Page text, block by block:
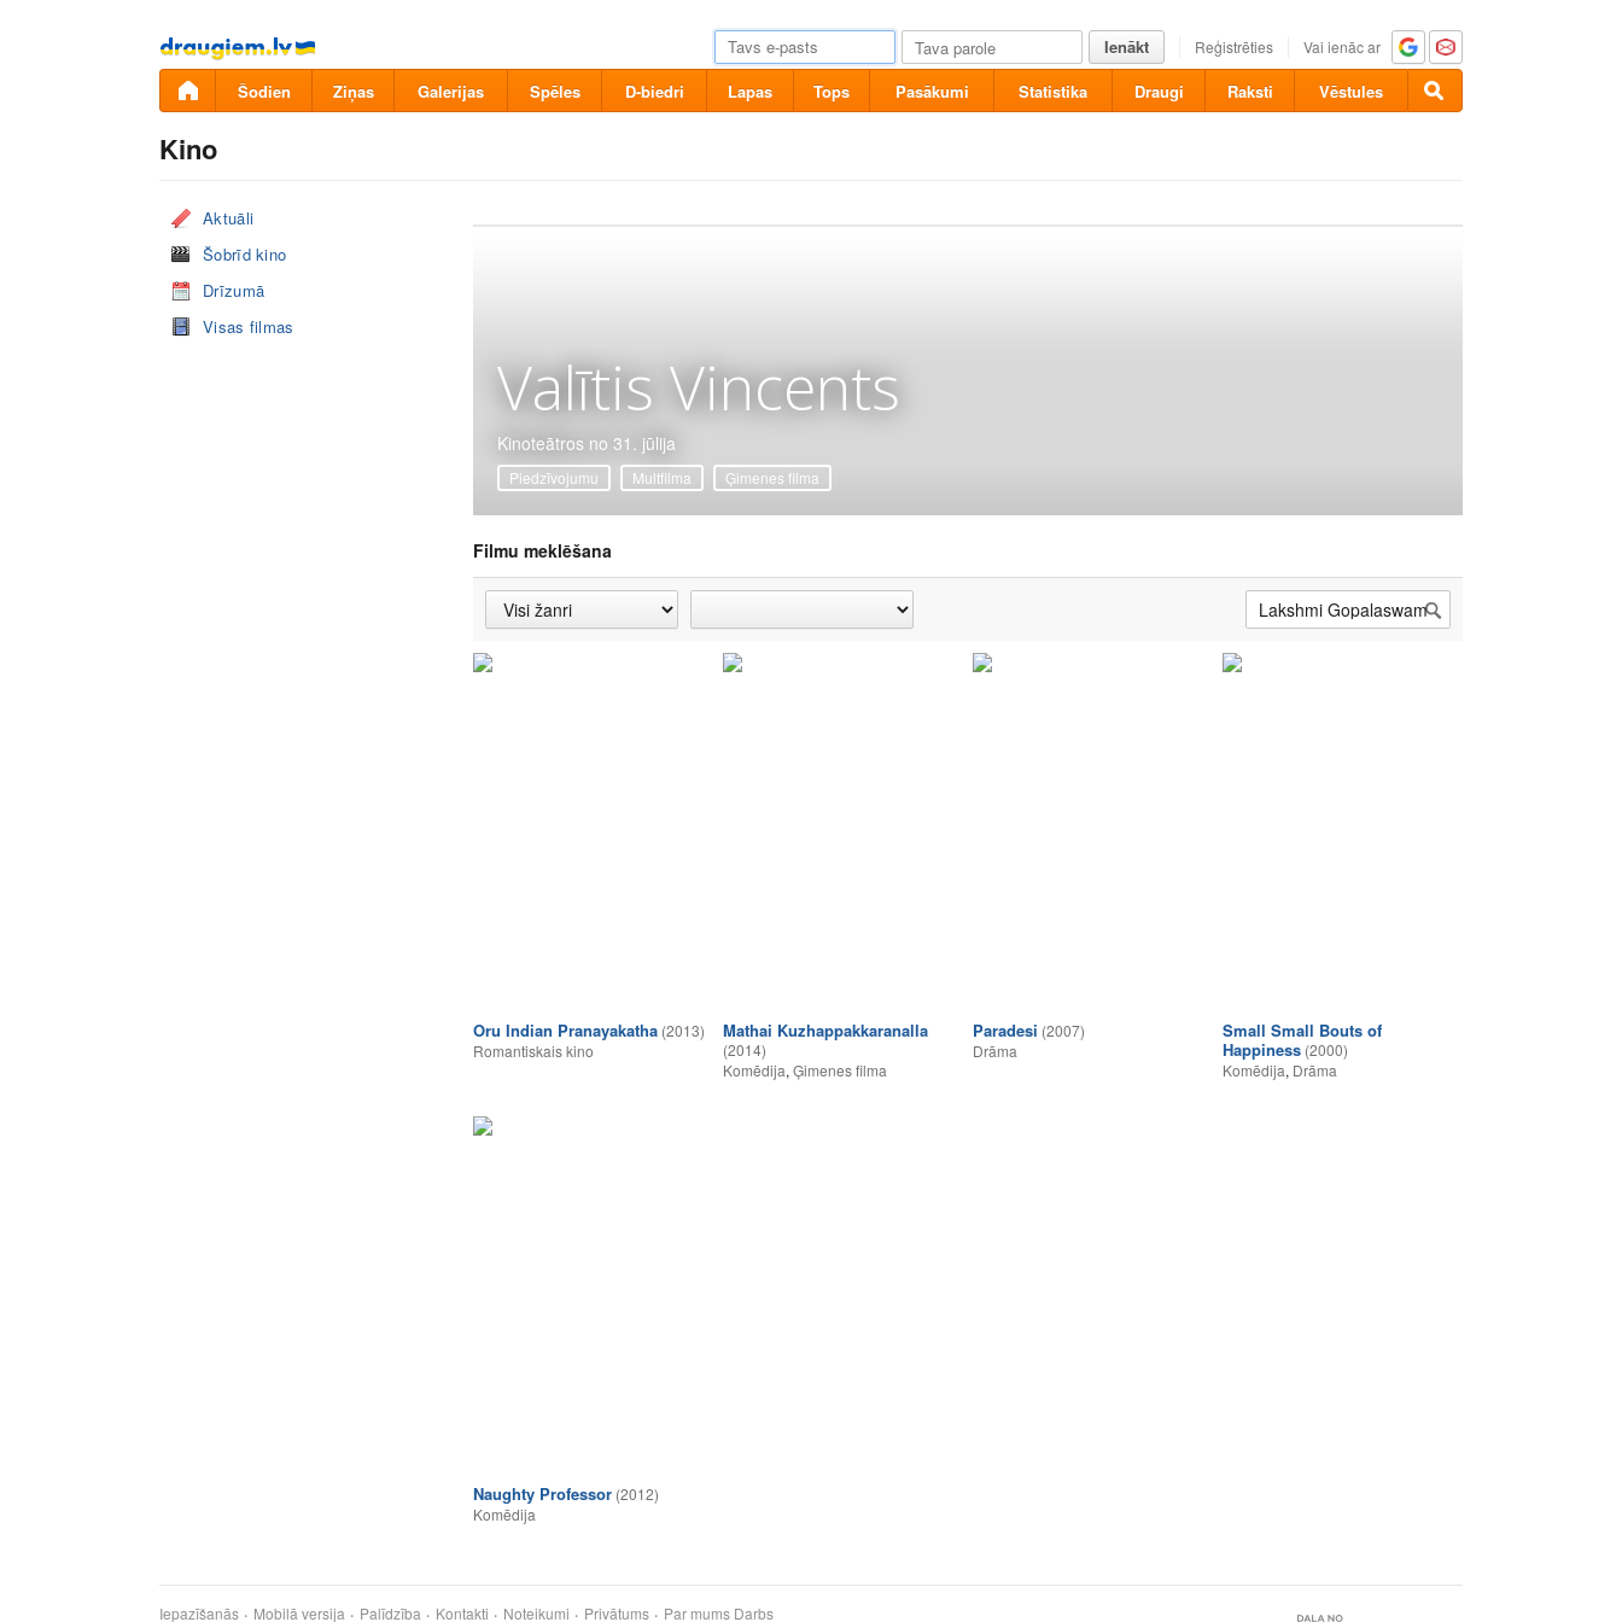
Pāriet
uz
saturu
Ienākt Reģistrēties Vai ienāc ar
Šodien Ziņas Galerijas Spēles D-biedri Lapas Tops Pasākumi Statistika Draugi Raksti Vēstules
Kino
Aktuāli
Šobrīd kino
Drīzumā
Visas filmas
Valītis Vincents
Kinoteātros no 31. jūlija
Piedzīvojumu Multfilma Ģimenes filma
Filmu meklēšana
Oru Indian Pranayakatha (2013)
Romantiskais kino
Mathai Kuzhappakkaranalla
(2014)
Komēdija, Ģimenes filma
Paradesi (2007)
Drāma
Small Small Bouts of
Happiness (2000)
Komēdija, Drāma
Naughty Professor (2012)
Komēdija
Iepazīšanās Mobilā versija Palīdzība Kontakti Noteikumi Privātums Par mums Darbs